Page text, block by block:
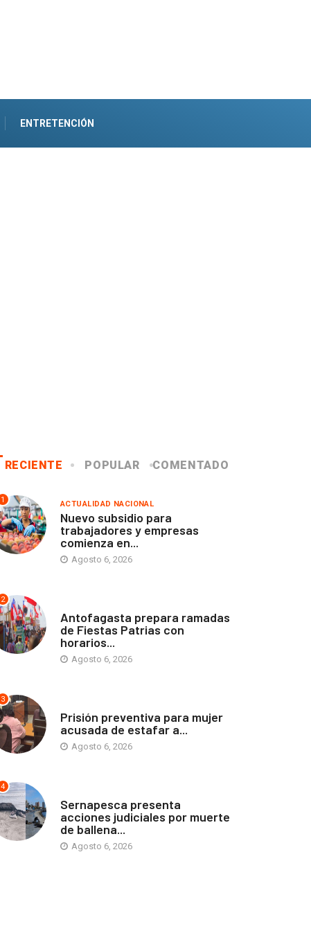
ENTRETENCIÓN
RECIENTE POPULAR COMENTADO
1 ACTUALIDAD NACIONAL
Nuevo subsidio para
trabajadores y empresas
comienza en...
Agosto 6, 2026
2
Antofagasta prepara ramadas
de Fiestas Patrias con
horarios...
Agosto 6, 2026
3
Prisión preventiva para mujer
acusada de estafar a...
Agosto 6, 2026
4
Sernapesca presenta
acciones judiciales por muerte
de ballena...
Agosto 6, 2026